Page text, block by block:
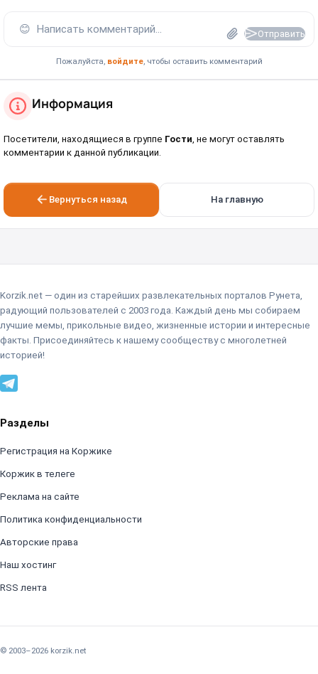
😊 Написать комментарий... Отправить
Пожалуйста, войдите, чтобы оставить комментарий
Информация
Посетители, находящиеся в группе Гости , не могут оставлять
комментарии к данной публикации.
Вернуться назад На главную
Korzik.net — один из старейших развлекательных порталов Рунета,
радующий пользователей с 2003 года. Каждый день мы собираем
лучшие мемы, прикольные видео, жизненные истории и интересные
факты. Присоединяйтесь к нашему сообществу с многолетней
историей!
Разделы
Регистрация на Коржике
Коржик в телеге
Реклама на сайте
Политика конфиденциальности
Авторские права
Наш хостинг
RSS лента
© 2003–2026 korzik.net